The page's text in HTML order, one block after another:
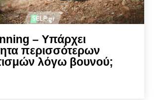
– Υπάρχει
περισσότερων
λόγω βουνού;